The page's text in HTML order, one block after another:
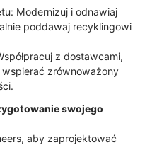
Modernizuj i odnawiaj
poddawaj recyklingowi
z dostawcami,
wspierać zrównoważony
swojego
aby zaprojektować